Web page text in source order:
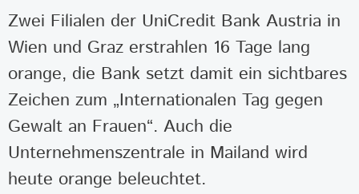
Zwei Filialen der UniCredit Bank Austria in
Wien und Graz erstrahlen 16 Tage lang
orange, die Bank setzt damit ein sichtbares
Zeichen zum „Internationalen Tag gegen
Gewalt an Frauen“. Auch die
Unternehmenszentrale in Mailand wird
heute orange beleuchtet.